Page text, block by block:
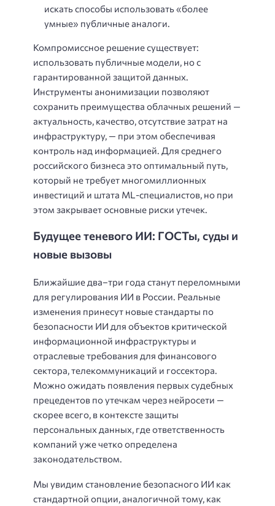
искать способы использовать «более
умные» публичные аналоги.
Компромиссное решение существует:
использовать публичные модели, но с
гарантированной защитой данных.
Инструменты анонимизации позволяют
сохранить преимущества облачных решений —
актуальность, качество, отсутствие затрат на
инфраструктуру, — при этом обеспечивая
контроль над информацией. Для среднего
российского бизнеса это оптимальный путь,
который не требует многомиллионных
инвестиций и штата ML-специалистов, но при
этом закрывает основные риски утечек.
Будущее теневого ИИ: ГОСТы, суды и
новые вызовы
Ближайшие два–три года станут переломными
для регулирования ИИ в России. Реальные
изменения принесут новые стандарты по
безопасности ИИ для объектов критической
информационной инфраструктуры и
отраслевые требования для финансового
сектора, телекоммуникаций и госсектора.
Можно ожидать появления первых судебных
прецедентов по утечкам через нейросети —
скорее всего, в контексте защиты
персональных данных, где ответственность
компаний уже четко определена
законодательством.
Мы увидим становление безопасного ИИ как
стандартной опции, аналогичной тому, как